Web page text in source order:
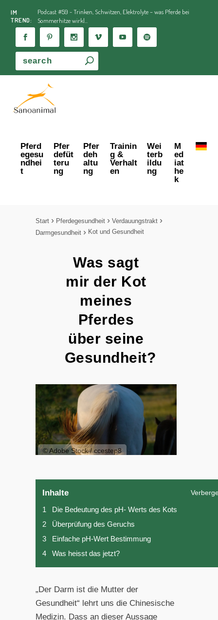
IM
TREND:
Podcast #59 - Trinken, Schwitzen, Elektrolyte – was Pferde bei
Sommerhitze wirkl...
Pferd
egesu
ndhei
t
Pfer
defüt
teru
ng
Pfer
deh
altu
ng
Trainin
g &
Verhalt
en
Wei
terb
ildu
ng
M
ed
iat
he
k
Start Pferdegesundheit
Verdauungstrakt
Darmgesundheit
Kot und Gesundheit
Was sagt
mir der Kot
meines
Pferdes
über seine
Gesundheit?
© Adobe Stock / ccestep8
Inhalte
1
Die Bedeutung des pH- Werts des Kots
2
Überprüfung des Geruchs
3
Einfache pH-Wert Bestimmung
4
Was heisst das jetzt?
„Der Darm ist die Mutter der
Gesundheit“ lehrt uns die Chinesische
Medizin. Dass an dieser Aussage